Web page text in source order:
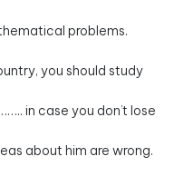
problems.
you should study
in case you don’t lose
about him are wrong.